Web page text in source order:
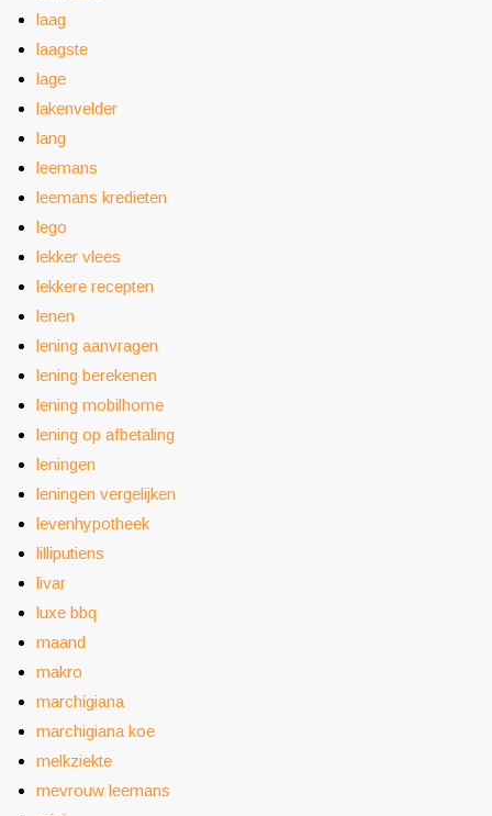
laag
laagste
lage
lakenvelder
lang
leemans
leemans kredieten
lego
lekker vlees
lekkere recepten
lenen
lening aanvragen
lening berekenen
lening mobilhome
lening op afbetaling
leningen
leningen vergelijken
levenhypotheek
lilliputiens
livar
luxe bbq
maand
makro
marchigiana
marchigiana koe
melkziekte
mevrouw leemans